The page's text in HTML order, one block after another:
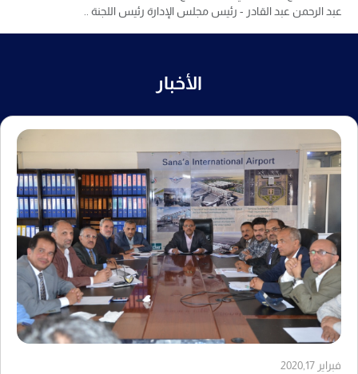
عبد الرحمن عبد القادر - رئيس مجلس الإدارة رئيس اللجنة ..
الأخبار
فبراير 2020,17